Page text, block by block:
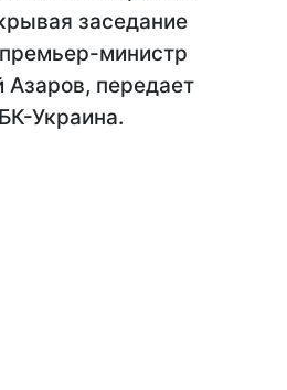
заседание
министр
передает
Украина.